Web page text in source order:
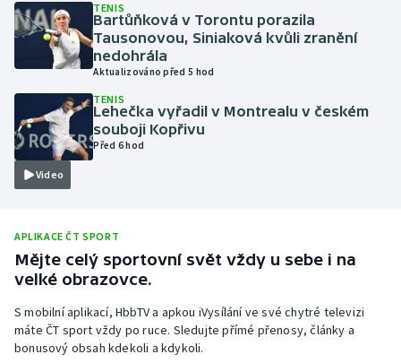
Motorsport
Olympijské hry
Parasport
Plavání
Ragby
Rychlobruslení
Rychlostní kanoistika
TENIS
Bartůňková v Torontu porazila
Tausonovou, Siniaková kvůli zranění
nedohrála
Aktualizováno před 5 hod
Video
TENIS
Lehečka vyřadil v Montrealu v českém
souboji Kopřivu
Před 6 hod
APLIKACE ČT SPORT
Mějte celý sportovní svět vždy u sebe i na
velké obrazovce.
S mobilní aplikací, HbbTV a apkou iVysílání ve své chytré televizi
máte ČT sport vždy po ruce. Sledujte přímé přenosy, články a
bonusový obsah kdekoli a kdykoli.